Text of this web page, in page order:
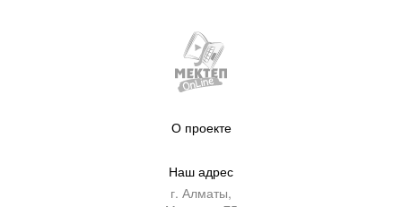
О проекте
Наш адрес
г. Алматы,